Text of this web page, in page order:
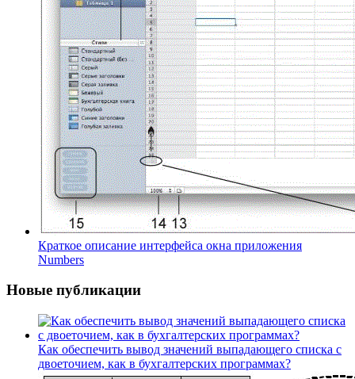
Краткое описание интерфейса окна приложения
Numbers
Новые публикации
Как обеспечить вывод значений выпадающего списка с
двоеточием, как в бухгалтерских программах?